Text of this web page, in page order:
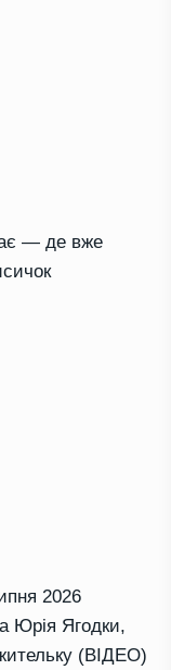
— де вже
2026
Юрія Ягодки,
(ВІДЕО)